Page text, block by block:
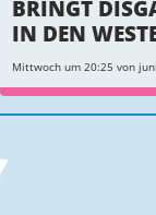
BRINGT
IN DEN
Mittwoch um 20:25 von